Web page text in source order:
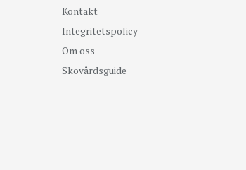
Kontakt
Integritetspolicy
Om oss
Skovårdsguide